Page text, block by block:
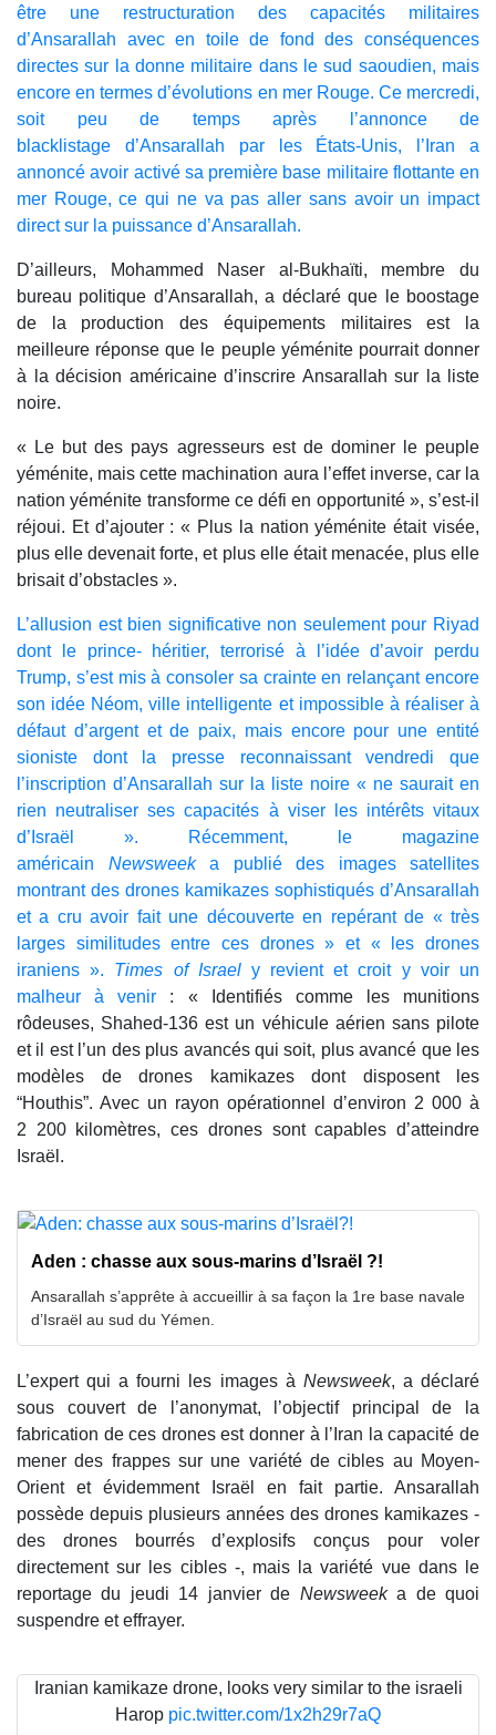
être une restructuration des capacités militaires
d’Ansarallah avec en toile de fond des conséquences
directes sur la donne militaire dans le sud saoudien, mais
encore en termes d’évolutions en mer Rouge. Ce mercredi,
soit peu de temps après l’annonce de
blacklistage d’Ansarallah par les États-Unis, l’Iran a
annoncé avoir activé sa première base militaire flottante en
mer Rouge, ce qui ne va pas aller sans avoir un impact
direct sur la puissance d’Ansarallah.
D’ailleurs, Mohammed Naser al-Bukhaïti, membre du
bureau politique d’Ansarallah, a déclaré que le boostage
de la production des équipements militaires est la
meilleure réponse que le peuple yéménite pourrait donner
à la décision américaine d’inscrire Ansarallah sur la liste
noire.
« Le but des pays agresseurs est de dominer le peuple
yéménite, mais cette machination aura l’effet inverse, car la
nation yéménite transforme ce défi en opportunité », s’est-il
réjoui. Et d’ajouter : « Plus la nation yéménite était visée,
plus elle devenait forte, et plus elle était menacée, plus elle
brisait d’obstacles ».
L’allusion est bien significative non seulement pour Riyad
dont le prince- héritier, terrorisé à l’idée d’avoir perdu
Trump, s’est mis à consoler sa crainte en relançant encore
son idée Néom, ville intelligente et impossible à réaliser à
défaut d’argent et de paix, mais encore pour une entité
sioniste dont la presse reconnaissant vendredi que
l’inscription d’Ansarallah sur la liste noire « ne saurait en
rien neutraliser ses capacités à viser les intérêts vitaux
d’Israël ». Récemment, le magazine
américain Newsweeka publié des images satellites
montrant des drones kamikazes sophistiqués d’Ansarallah
et a cru avoir fait une découverte en repérant de « très
larges similitudes entre ces drones » et « les drones
iraniens ». Times of Israely revient et croit y voir un
malheur à venir : « Identifiés comme les munitions
rôdeuses, Shahed-136 est un véhicule aérien sans pilote
et il est l’un des plus avancés qui soit, plus avancé que les
modèles de drones kamikazes dont disposent les
“Houthis”. Avec un rayon opérationnel d’environ 2 000 à
2 200 kilomètres, ces drones sont capables d’atteindre
Israël.
Aden : chasse aux sous-marins d’Israël ?!
Ansarallah s’apprête à accueillir à sa façon la 1re base navale
d’Israël au sud du Yémen.
L’expert qui a fourni les images à Newsweek, a déclaré
sous couvert de l’anonymat, l’objectif principal de la
fabrication de ces drones est donner à l’Iran la capacité de
mener des frappes sur une variété de cibles au Moyen-
Orient et évidemment Israël en fait partie. Ansarallah
possède depuis plusieurs années des drones kamikazes -
des drones bourrés d’explosifs conçus pour voler
directement sur les cibles -, mais la variété vue dans le
reportage du jeudi 14 janvier de Newsweeka de quoi
suspendre et effrayer.
Iranian kamikaze drone, looks very similar to the israeli
Harop pic.twitter.com/1x2h29r7aQ